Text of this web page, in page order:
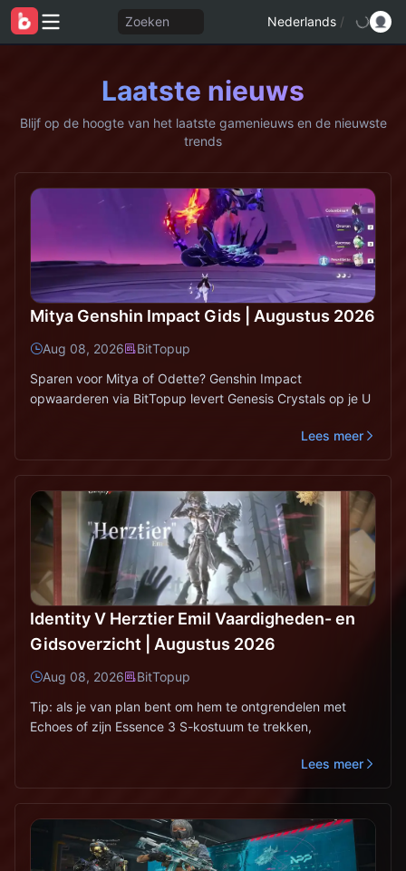
Zoeken Nederlands /
Laatste nieuws
Blijf op de hoogte van het laatste gamenieuws en de nieuwste
trends
Mitya Genshin Impact Gids | Augustus 2026
Aug 08, 2026
BitTopup
Sparen voor Mitya of Odette? Genshin Impact
opwaarderen via BitTopup levert Genesis Crystals op je U
Lees meer
Identity V Herztier Emil Vaardigheden- en
Gidsoverzicht | Augustus 2026
Aug 08, 2026
BitTopup
Tip: als je van plan bent om hem te ontgrendelen met
Echoes of zijn Essence 3 S-kostuum te trekken,
Lees meer